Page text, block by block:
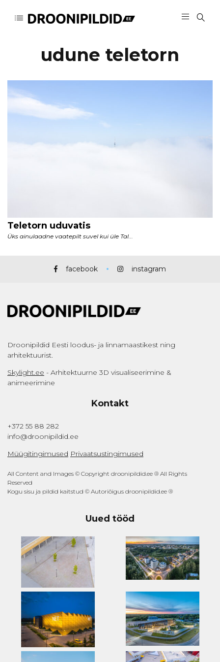
udune teletorn
facebook instagram
Droonipildid Eesti loodus- ja linnamaastikest ning
arhitektuurist.
Skylight.ee - Arhitektuurne 3D visualiseerimine &
animeerimine
Kontakt
+372 55 88 282
info@droonipildid.ee
Müügitingimused Privaatsustingimused
All Content and Images © Copyright droonipildid.ee ® All Rights
Reserved
Kogu sisu ja pildid kaitstud © Autoriõigus droonipildid.ee ®
Uued tööd